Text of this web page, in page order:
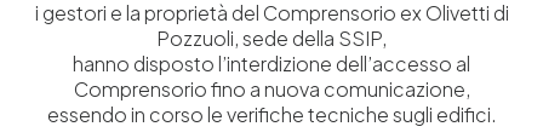
Codice fiscale e Partita Iva07936981211
i gestori e la proprietà del Comprensorio ex Olivetti di
Pozzuoli, sede della SSIP,
hanno disposto l’interdizione dell’accesso al
Comprensorio fino a nuova comunicazione,
essendo in corso le verifiche tecniche sugli edifici.